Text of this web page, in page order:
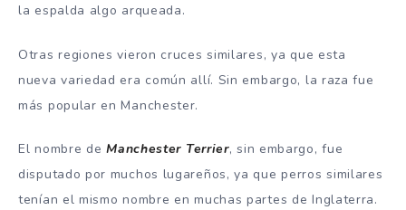
la espalda algo arqueada.
Otras regiones vieron cruces similares, ya que esta
nueva variedad era común allí. Sin embargo, la raza fue
más popular en Manchester.
El nombre deManchester Terrier, sin embargo, fue
disputado por muchos lugareños, ya que perros similares
tenían el mismo nombre en muchas partes de Inglaterra.